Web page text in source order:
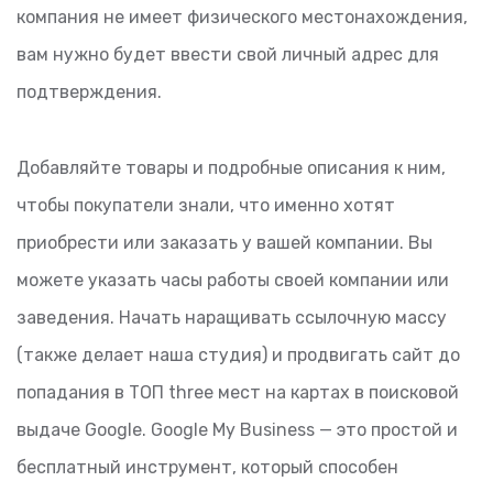
компания не имеет физического местонахождения,
вам нужно будет ввести свой личный адрес для
подтверждения.
Добавляйте товары и подробные описания к ним,
чтобы покупатели знали, что именно хотят
приобрести или заказать у вашей компании. Вы
можете указать часы работы своей компании или
заведения. Начать наращивать ссылочную массу
(также делает наша студия) и продвигать сайт до
попадания в ТОП three мест на картах в поисковой
выдаче Google. Google My Business — это простой и
бесплатный инструмент, который способен